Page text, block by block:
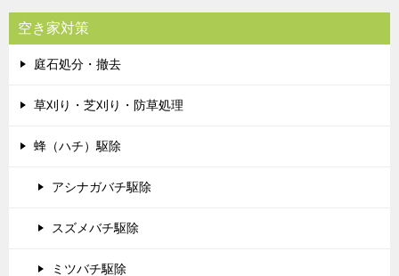
空き家対策
庭石処分・撤去
草刈り・芝刈り・防草処理
蜂（ハチ）駆除
アシナガバチ駆除
スズメバチ駆除
ミツバチ駆除